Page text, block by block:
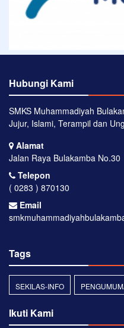
Hubungi Kami
SMKS Muhammadiyah
Jujur, Islami, Terampil dan
Alamat
Jalan Raya Bulakamba No.30
Telepon
( 0283 ) 870130
Email
Tags
SEKILAS-INFO
Ikuti Kami